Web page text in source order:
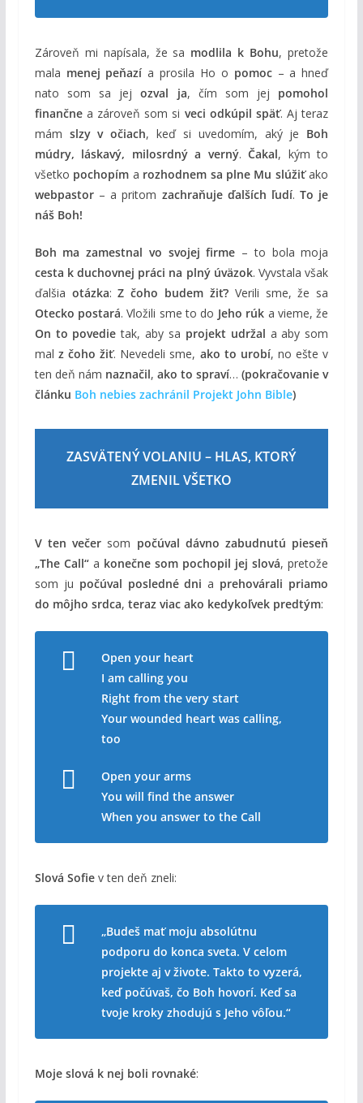
Zároveň mi napísala, že sa modlila k Bohu, pretože
mala menej peňazí a prosila Ho o pomoc– a hneď
nato som sa jejozval ja, čím som jej pomohol
finančnea zároveň som si veci odkúpil späť. Aj teraz
mám slzy v očiach, keď si uvedomím, aký je Boh
múdry, láskavý, milosrdný a verný.Čakal, kým to
všetko pochopím a rozhodnem sa plne Mu slúžiťako
webpastor– a pritom zachraňuje ďalších ľudí.To je
náš Boh!
Boh ma zamestnal vo svojej firme – to bola moja
cesta k duchovnej práci na plný úväzok. Vyvstala však
ďalšia otázka:Z čoho budem žiť?Verili sme, že sa
Otecko postará. Vložili sme to do Jeho rúk a vieme, že
On to povedie tak, aby sa projekt udržal a aby som
mal z čoho žiť. Nevedeli sme, ako to urobí, no ešte v
ten deň nám naznačil,ako to spraví…(pokračovanie v
článku Boh nebies zachránil Projekt John Bible)
ZASVÄTENÝ VOLANIU – HLAS, KTORÝ
ZMENIL VŠETKO
V ten večer som počúval dávno zabudnutú pieseň
„The Call“a konečne som pochopil jej slová, pretože
som ju počúval posledné dni a prehovárali priamo
do môjho srdca, teraz viac ako kedykoľvek predtým:
Open your heart
I am calling you
Right from the very start
Your wounded heart was calling,
too
Open your arms
You will find the answer
When you answer to the Call
Slová Sofiev ten deň zneli:
„Budeš mať moju absolútnu
podporu do konca sveta. V celom
projekte aj v živote. Takto to vyzerá,
keď počúvaš, čo Boh hovorí. Keď sa
tvoje kroky zhodujú s Jeho vôľou.“
Moje slová k nej boli rovnaké: